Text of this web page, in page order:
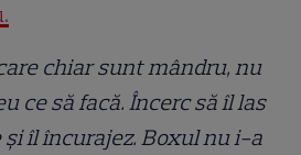
chiar sunt mândru, nu
ce să facă. Încerc să îl las
şi îl încurajez. Boxul nu i-a